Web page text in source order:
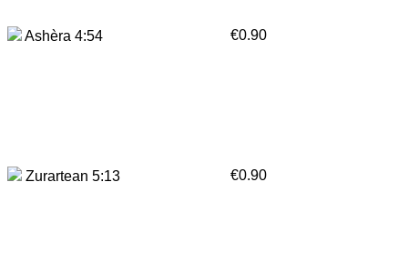
Ashèra 4:54 €0.90
Zurartean 5:13 €0.90